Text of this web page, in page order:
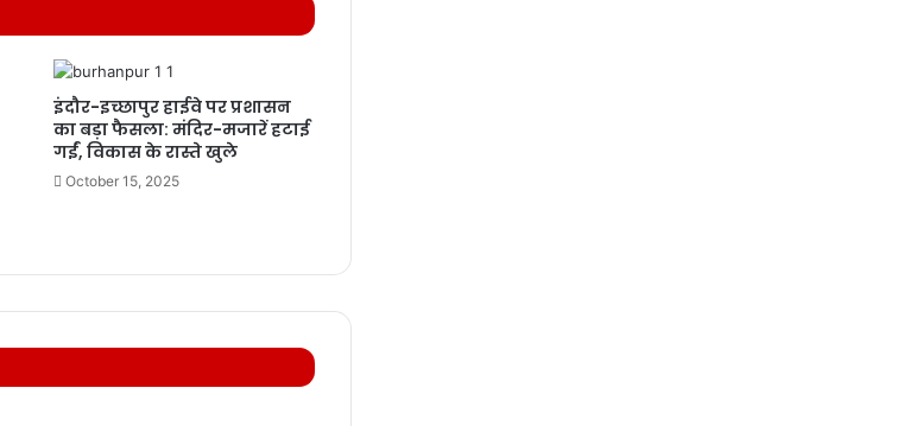
इंदौर-इच्छापुर हाईवे पर प्रशासन
का बड़ा फैसला: मंदिर-मजारें हटाई
गईं, विकास के रास्ते खुले
October 15, 2025